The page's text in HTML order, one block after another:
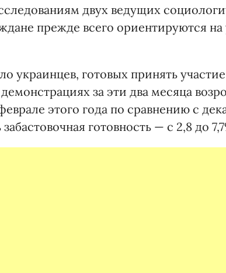
двух ведущих
прежде всего ориентируются на
украинцев, готовых принять
за эти два месяца
этого года по сравнению с
готовность — с 2,8 до